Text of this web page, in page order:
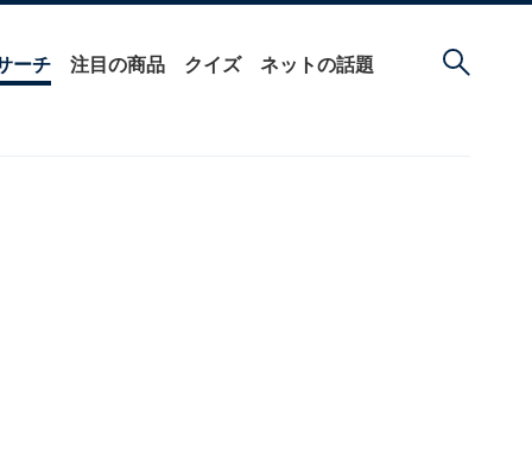
ーチ 注目の商品 クイズ ネットの話題